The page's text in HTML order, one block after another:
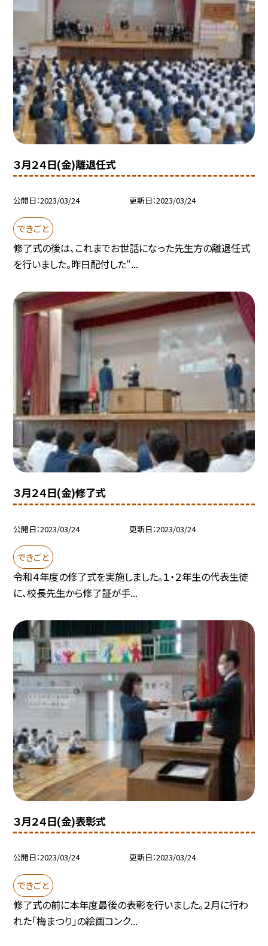
３月２４日(金)離退任式
公開日 2023/03/24 更新日 2023/03/24
できごと
修了式の後は、これまでお世話になった先生方の離退任式
を行いました。昨日配付した“...
３月２４日(金)修了式
公開日 2023/03/24 更新日 2023/03/24
できごと
令和４年度の修了式を実施しました。１・２年生の代表生徒
に、校長先生から修了証が手...
３月２４日(金)表彰式
公開日 2023/03/24 更新日 2023/03/24
できごと
修了式の前に本年度最後の表彰を行いました。２月に行わ
れた「梅まつり」の絵画コンク...